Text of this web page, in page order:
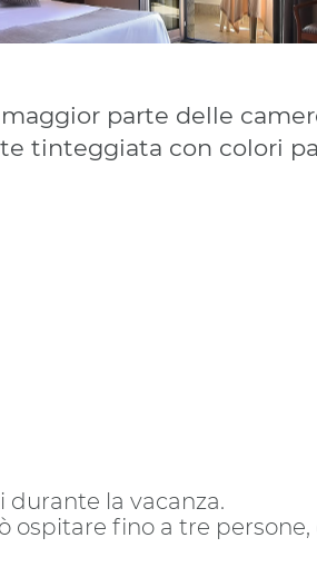
parte delle
tinteggiata con colori
la vacanza.
ospitare fino a tre